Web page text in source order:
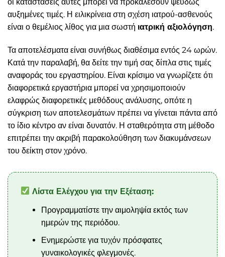
αυξημένες τιμές. Η ειλικρίνεια στη σχέση ιατρού-ασθενούς
είναι ο θεμέλιος λίθος για μια σωστή ιατρική αξιολόγηση.
Τα αποτελέσματα είναι συνήθως διαθέσιμα εντός 24 ωρών.
Κατά την παραλαβή, θα δείτε την τιμή σας δίπλα στις τιμές
αναφοράς του εργαστηρίου. Είναι κρίσιμο να γνωρίζετε ότι
διαφορετικά εργαστήρια μπορεί να χρησιμοποιούν
ελαφρώς διαφορετικές μεθόδους ανάλυσης, οπότε η
σύγκριση των αποτελεσμάτων πρέπει να γίνεται πάντα από
το ίδιο κέντρο αν είναι δυνατόν. Η σταθερότητα στη μέθοδο
επιτρέπει την ακριβή παρακολούθηση των διακυμάνσεων
του δείκτη στον χρόνο.
Λίστα Ελέγχου για την Εξέταση:
Προγραμματίστε την αιμοληψία εκτός των
ημερών της περιόδου.
Ενημερώστε για τυχόν πρόσφατες
γυναικολογικές φλεγμονές.